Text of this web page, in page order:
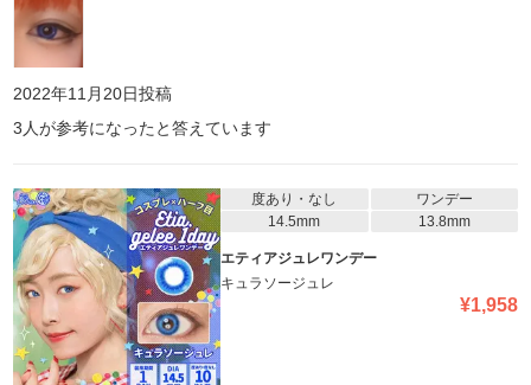
2022年11月20日投稿
3 人が参考になったと答えています
度あり・なし
ワンデー
14.5mm
13.8mm
エティアジュレワンデー
キュラソージュレ
¥1,958